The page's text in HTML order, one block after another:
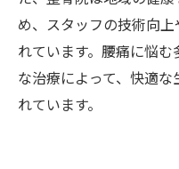
め、スタッフの技術向
れています。腰痛に悩
な治療によって、快適
れています。